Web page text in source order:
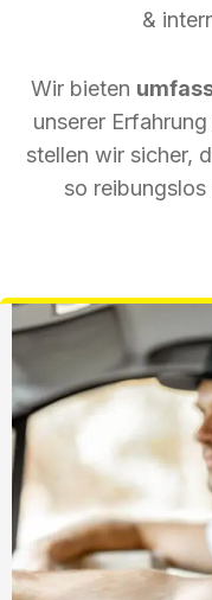
&
Wir bieten
unserer
stellen wir sicher,
so